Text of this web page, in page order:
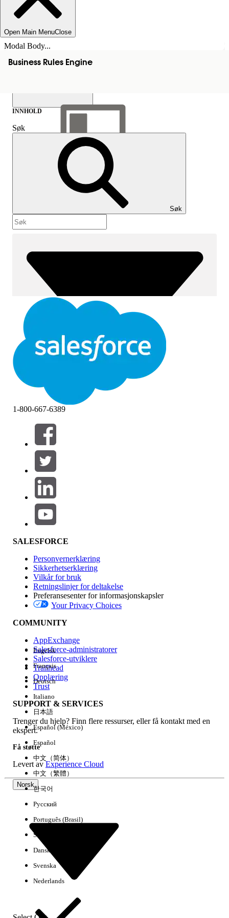
Open Main MenuClose
Modal Body...
Business Rules Engine
Vis innholdsfortegnelse
Innhold
INNHOLD
Søk
Søk
Filtrer etter (0)
VELG FILTRE
Produktområde
Funksjonsinnvirkning
Utgave
Erfaring
Fjern alle Utført
Kontroller stavemåten i søkeordene.
1-800-667-6389
SALESFORCE
Personvernerklæring
Sikkerhetserklæring
Vilkår for bruk
Retningslinjer for deltakelse
Preferansesenter for informasjonskapsler
Your Privacy Choices
COMMUNITY
AppExchange
Salesforce-administratorer
Salesforce-utviklere
Trailhead
Opplæring
Trust
SUPPORT & SERVICES
Trenger du hjelp? Finn flere ressurser, eller få kontakt med en
ekspert.
Få støtte
Levert avExperience Cloud
Norsk
Engelsk
Français
Deutsch
Italiano
日本語
Español (México)
Español
中文（简体）
中文（繁體）
한국어
Русский
Português (Brasil)
Suomi
Dansk
Svenska
Nederlands